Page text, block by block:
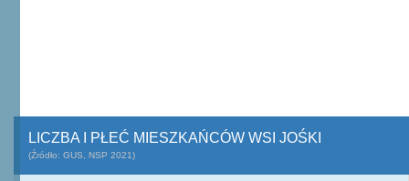
LICZBA I PŁEĆ MIESZKAŃCÓW WSI JOŚKI
(Źródło: GUS, NSP 2021)